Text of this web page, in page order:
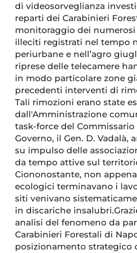
di videosorveglianza
reparti dei Carabinieri
monitoraggio dei numerosi
illeciti registrati nel tempo
periurbane e nell’agro
riprese delle telecamere
in modo particolare zone
precedenti interventi di
Tali rimozioni erano state
dall'Amministrazione
task-force del
Governo, il Gen. D. Vadalà,
su impulso delle
da tempo attive sul
Ciononostante, non
ecologici terminavano i
siti venivano
in discariche
analisi del fenomeno da
Carabinieri Forestali di
posizionamento strategico